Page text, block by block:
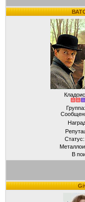
Статус:
В